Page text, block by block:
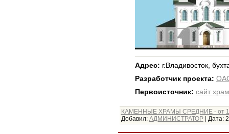
Адрес: г.Владивосток,
Разработчик проекта:
Первоисточник: сайт
КАМЕННЫЕ ХРАМЫ СРЕДНИЕ - от
Добавил: АДМИНИСТРАТОР| Дата: